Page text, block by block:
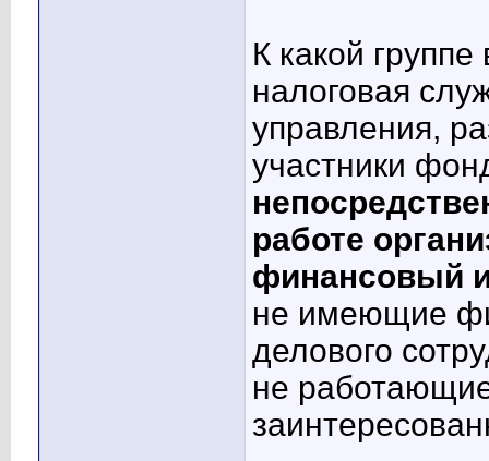
К какой
налоговая
управления,
участники
работе
финансовый
не имеющие
делового
не